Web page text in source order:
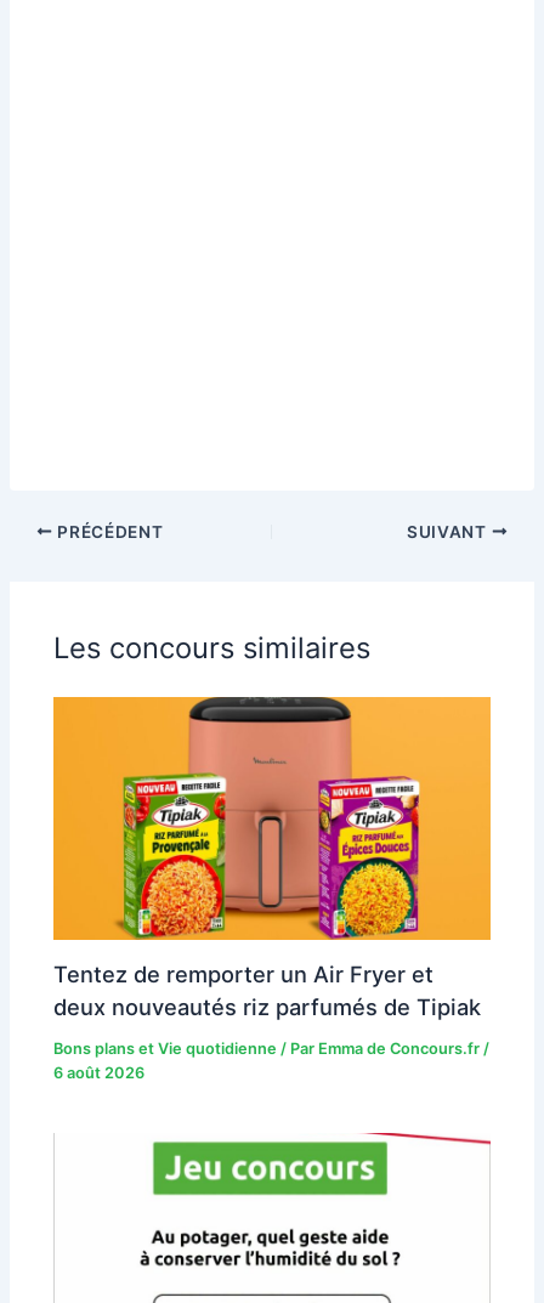
PRÉCÉDENT SUIVANT
Les concours similaires
Tentez de remporter un Air Fryer et
deux nouveautés riz parfumés de Tipiak
Bons plans et Vie quotidienne / Par Emma de Concours.fr /
6 août 2026